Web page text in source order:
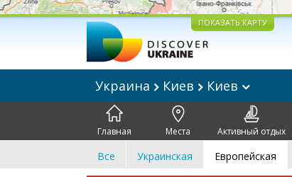
ПОКАЗАТЬ КАРТУ
Украина Киев Киев
Главная Места Активный отдых
Все Украинская Европейская